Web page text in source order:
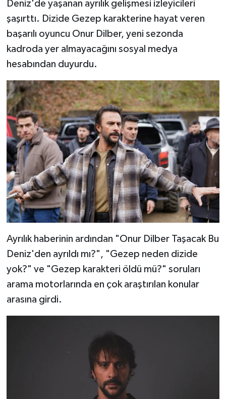
Deniz'de yaşanan ayrılık gelişmesi izleyicileri
şaşırttı. Dizide Gezep karakterine hayat veren
başarılı oyuncu Onur Dilber, yeni sezonda
kadroda yer almayacağını sosyal medya
hesabından duyurdu.
Ayrılık haberinin ardından "Onur Dilber Taşacak Bu
Deniz'den ayrıldı mı?", "Gezep neden dizide
yok?" ve "Gezep karakteri öldü mü?" soruları
arama motorlarında en çok araştırılan konular
arasına girdi.